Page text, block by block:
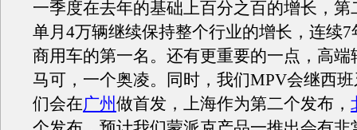
一季度在去年的基础上百分之百的增长，第
单月4万辆继续保持整个行业的增长，连续
商用车的第一名。还有更重要的一点，高端
马可，一个奥凌。同时，我们MPV会继西
们会在广州做首发，上海作为第二个发布，